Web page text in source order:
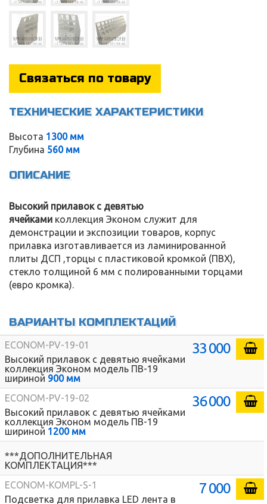
Service
Связаться по товару
ТЕХНИЧЕСКИЕ ХАРАКТЕРИСТИКИ
Высота 1300 мм
Глубина 560 мм
ОПИСАНИЕ
Высокий прилавок с девятью
ячейками коллекция Эконом служит для
демонстрации и экспозиции товаров, корпус
прилавка изготавливается из ламинированной
плиты ДСП ,торцы с пластиковой кромкой (ПВХ),
стекло толщиной 6 мм с полированными торцами
(евро кромка).
ВАРИАНТЫ КОМПЛЕКТАЦИЙ
ECONOM-PV-19-01
Высокий прилавок с девятью ячейками
коллекция Эконом модель ПВ-19
шириной 900 мм
33 000
ECONOM-PV-19-02
Высокий прилавок с девятью ячейками
коллекция Эконом модель ПВ-19
шириной 1200 мм
36 000
***ДОПОЛНИТЕЛЬНАЯ
КОМПЛЕКТАЦИЯ***
ECONOM-KOMPL-S-1
Подсветка для прилавка LED лента в
7 000